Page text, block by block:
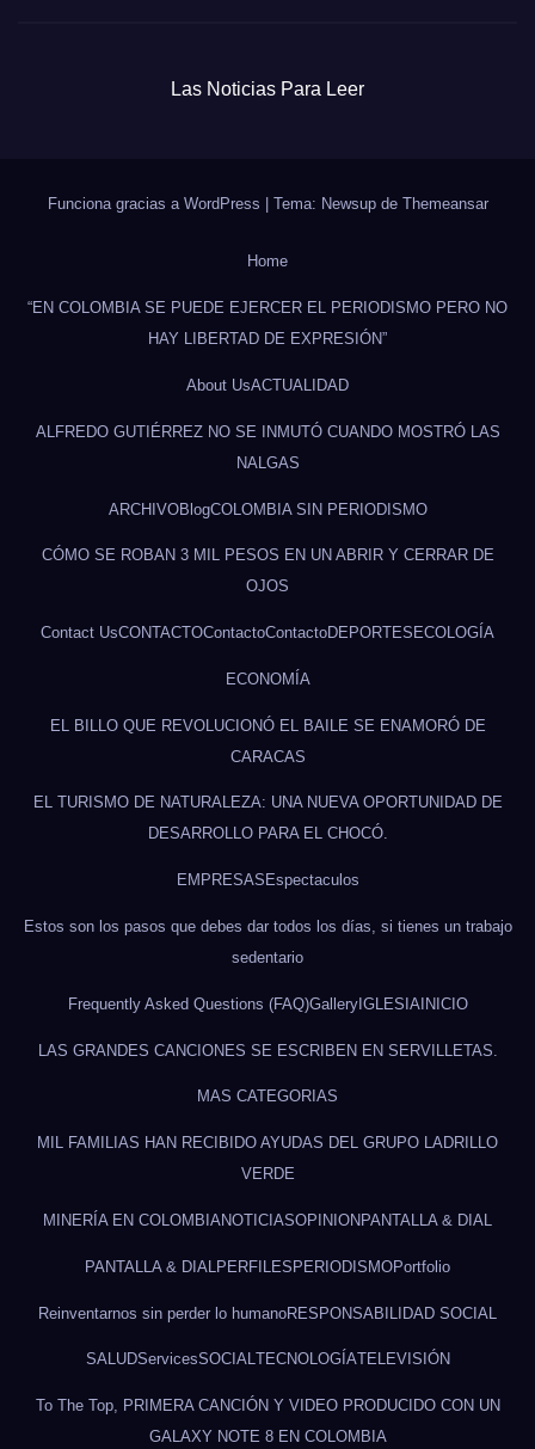
Las Noticias Para Leer
Funciona gracias a WordPress Tema: Newsup de Themeansar
Home
“EN COLOMBIA SE PUEDE EJERCER EL PERIODISMO PERO NO
HAY LIBERTAD DE EXPRESIÓN”
About UsACTUALIDAD
ALFREDO GUTIÉRREZ NO SE INMUTÓ CUANDO MOSTRÓ LAS
NALGAS
ARCHIVOBlogCOLOMBIA SIN PERIODISMO
CÓMO SE ROBAN 3 MIL PESOS EN UN ABRIR Y CERRAR DE
OJOS
Contact UsCONTACTOContactoContactoDEPORTES ECOLOGÍA
ECONOMÍA
EL BILLO QUE REVOLUCIONÓ EL BAILE SE ENAMORÓ DE
CARACAS
EL TURISMO DE NATURALEZA: UNA NUEVA OPORTUNIDAD DE
DESARROLLO PARA EL CHOCÓ.
EMPRESAS Espectaculos
Estos son los pasos que debes dar todos los días, si tienes un trabajo
sedentario
Frequently Asked Questions (FAQ)GalleryIGLESIA INICIO
LAS GRANDES CANCIONES SE ESCRIBEN EN SERVILLETAS.
MAS CATEGORIAS
MIL FAMILIAS HAN RECIBIDO AYUDAS DEL GRUPO LADRILLO
VERDE
MINERÍA EN COLOMBIA NOTICIASOPINION PANTALLA & DIAL
PANTALLA & DIAL PERFILESPERIODISMOPortfolio
Reinventarnos sin perder lo humanoRESPONSABILIDAD SOCIAL
SALUDServicesSOCIALTECNOLOGÍATELEVISIÓN
To The Top, PRIMERA CANCIÓN Y VIDEO PRODUCIDO CON UN
GALAXY NOTE 8 EN COLOMBIA